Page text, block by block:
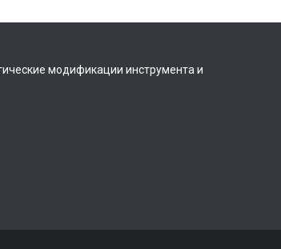
модификации инструмента и